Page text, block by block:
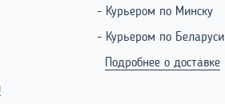
- Курьером по Минску
- Курьером по Беларуси
Подробнее о доставке